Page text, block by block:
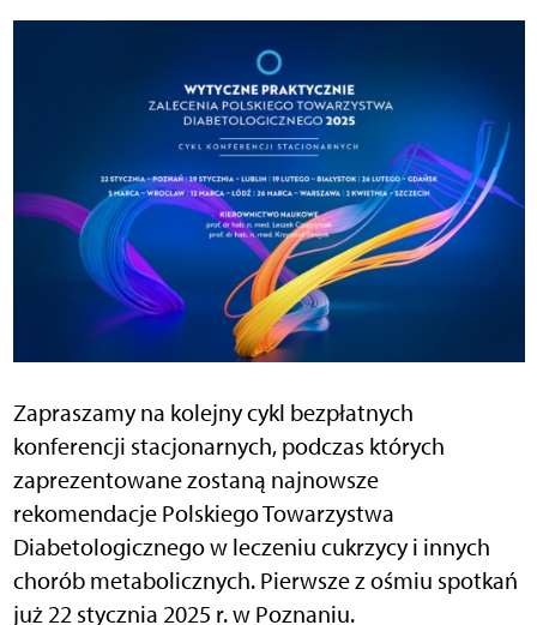
Zapraszamy na kolejny cykl bezpłatnych
konferencji stacjonarnych, podczas których
zaprezentowane zostaną najnowsze
rekomendacje Polskiego Towarzystwa
Diabetologicznego w leczeniu cukrzycy i innych
chorób metabolicznych. Pierwsze z ośmiu spotkań
już 22 stycznia 2025 r. w Poznaniu.